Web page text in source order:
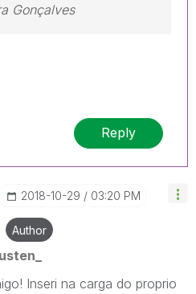
Gonçalves
Reply
‎2018-10-29 03:20 PM
Author
Inseri na carga do proprio